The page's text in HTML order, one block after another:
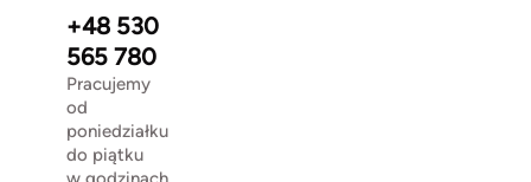
+48 530
565 780
Pracujemy
od
poniedziałku
do piątku